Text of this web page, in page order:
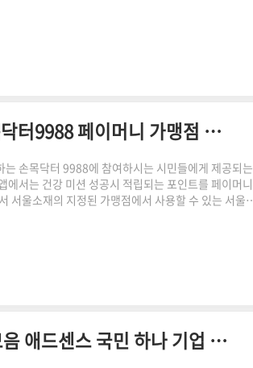
보기 KT 고객센터 서비스 종류 무선상품 고객센터 유
전화번호 휴대폰 이용 시 국번 없이 114 (무료) 또는
..
2024 최신 서울페이 플러스 서울pay+ 손목닥터9988 페이머니 가맹점 사용법 서울사랑상품권 앱
손목닥터 9988에 참여하시는 시민들에게 제공되는
서는 건강 미션 성공시 적립되는 포인트를 페이머니
서울소재의 지정된 가맹점에서 사용할 수 있는 서울
서울사람상품권이 발행되었스비다. 모르고 지나치
다. 서울사랑상품권 구매하기 서울사랑상품권앱 다
머니 사용법 서울페이머니 사용방법은 아래 순서대로 ..
2024 SWIFT 코드 한국 은행 코드 영문명 모음 애드센스 국민 하나 기업 우리 카카오뱅크 농협 등